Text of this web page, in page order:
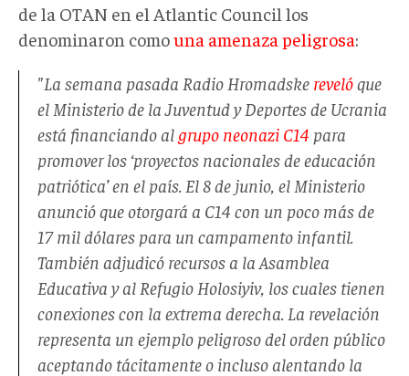
de la OTAN en el Atlantic Council los
denominaron comouna amenaza peligrosa:
"La semana pasada Radio Hromadske revelóque
el Ministerio de la Juventud y Deportes de Ucrania
está financiando al grupo neonazi C14 para
promover los ‘proyectos nacionales de educación
patriótica’ en el país. El 8 de junio, el Ministerio
anunció que otorgará a C14 con un poco más de
17 mil dólares para un campamento infantil.
También adjudicó recursos a la Asamblea
Educativa y al Refugio Holosiyiv, los cuales tienen
conexiones con la extrema derecha. La revelación
representa un ejemplo peligroso del orden público
aceptando tácitamente o incluso alentando la